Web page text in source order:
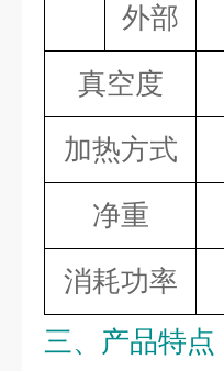
外部
真空度
加热方式
净重
消耗功率
三、产品特点